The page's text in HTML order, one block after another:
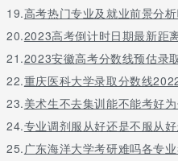
水利水电工程施工 (中专)三
工程测量 (中专)三年50
民族音乐与舞蹈民族音乐与
幼师幼儿教育 (中技)三年80
招生对象及条件
1、 具有初中毕业及以上文化
19.高考热门专业及就业前景分
20.2023高考倒计时日期最新距
21.2023安徽高考分数线预估录
22.重庆医科大学录取分数线
23.美术生不去集训能不能考好
24.专业调剂服从好还是不服从
25.广东海洋大学考研难吗各专